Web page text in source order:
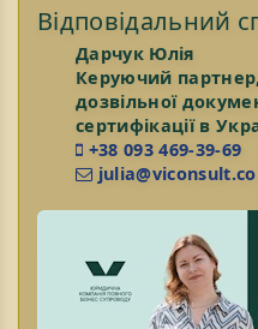
Відповідальний
Дарчук Юлія
Керуючий
дозвільної
сертифікації в
+38 093 469-39-69